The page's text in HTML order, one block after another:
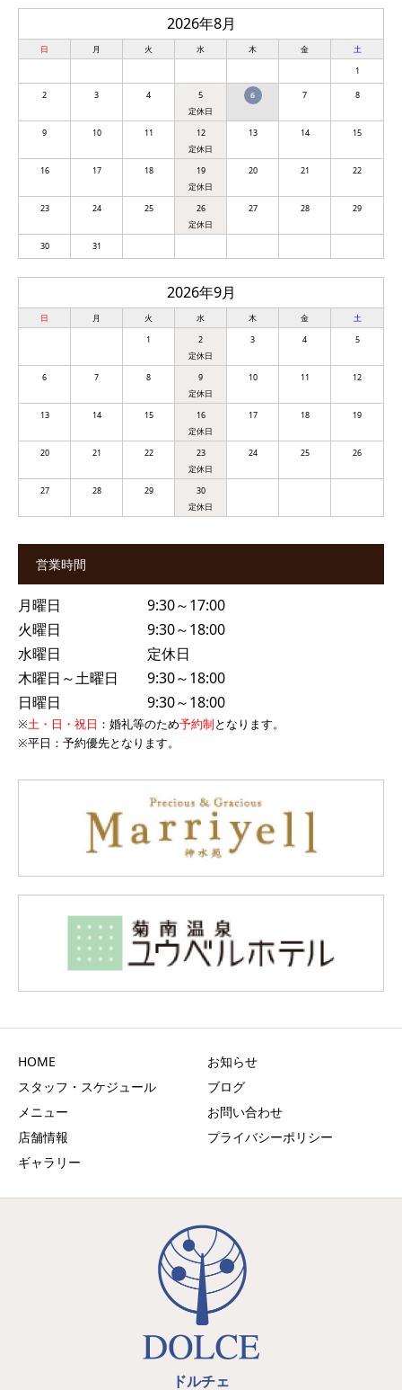
2026年8月
日 月 火 水 木 金
土
1
2 3 4 5 6 7 8
9 10 11 12 13 14 15
16 17 18 19 20 21 22
23 24 25 26 27 28 29
30 31
2026年9月
日 月 火 水 木 金
土
1
2 3 4 5
6 7 8 9 10 11 12
13 14 15 16 17 18 19
20 21 22 23 24 25 26
27 28 29 30
営業時間
月曜日 9:30～17:00
火曜日 9:30～18:00
水曜日 定休日
木曜日～土曜日 9:30～18:00
日曜日 9:30～18:00
※土・日・祝日 ：婚礼等のため予約制となります。
※平日 ：予約優先となります。
HOME
スタッフ・スケジュール
メニュー
店舗情報
ギャラリー
お知らせ
ブログ
お問い合わせ
プライバシーポリシー
ドルチェ